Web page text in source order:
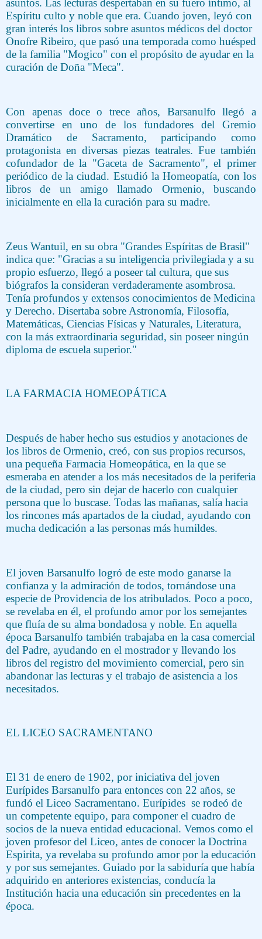
asuntos. Las lecturas despertaban en su fuero íntimo, al
Espíritu culto y noble que era. Cuando joven, leyó con
gran interés los libros sobre asuntos médicos del doctor
Onofre Ribeiro, que pasó una temporada como huésped
de la familia "Mogico" con el propósito de ayudar en la
curación de Doña "Meca".
Con apenas doce o trece años, Barsanulfo llegó a
convertirse en uno de los fundadores del Gremio
Dramático de Sacramento, participando como
protagonista en diversas piezas teatrales. Fue también
cofundador de la "Gaceta de Sacramento", el primer
periódico de la ciudad. Estudió la Homeopatía, con los
libros de un amigo llamado Ormenio, buscando
inicialmente en ella la curación para su madre.
Zeus Wantuil, en su obra "Grandes Espíritas de Brasil"
indica que: "Gracias a su inteligencia privilegiada y a su
propio esfuerzo, llegó a poseer tal cultura, que sus
biógrafos la consideran verdaderamente asombrosa.
Tenía profundos y extensos conocimientos de Medicina
y Derecho. Disertaba sobre Astronomía, Filosofía,
Matemáticas, Ciencias Físicas y Naturales, Literatura,
con la más extraordinaria seguridad, sin poseer ningún
diploma de escuela superior."
LA FARMACIA HOMEOPÁTICA
Después de haber hecho sus estudios y anotaciones de
los libros de Ormenio, creó, con sus propios recursos,
una pequeña Farmacia Homeopática, en la que se
esmeraba en atender a los más necesitados de la periferia
de la ciudad, pero sin dejar de hacerlo con cualquier
persona que lo buscase. Todas las mañanas, salía hacia
los rincones más apartados de la ciudad, ayudando con
mucha dedicación a las personas más humildes.
El joven Barsanulfo logró de este modo ganarse la
confianza y la admiración de todos, tornándose una
especie de Providencia de los atribulados. Poco a poco,
se revelaba en él, el profundo amor por los semejantes
que fluía de su alma bondadosa y noble. En aquella
época Barsanulfo también trabajaba en la casa comercial
del Padre, ayudando en el mostrador y llevando los
libros del registro del movimiento comercial, pero sin
abandonar las lecturas y el trabajo de asistencia a los
necesitados.
EL LICEO SACRAMENTANO
El 31 de enero de 1902, por iniciativa del joven
Eurípides Barsanulfo para entonces con 22 años, se
fundó el Liceo Sacramentano. Eurípides se rodeó de
un competente equipo, para componer el cuadro de
socios de la nueva entidad educacional. Vemos como el
joven profesor del Liceo, antes de conocer la Doctrina
Espirita, ya revelaba su profundo amor por la educación
y por sus semejantes. Guiado por la sabiduría que había
adquirido en anteriores existencias, conducía la
Institución hacia una educación sin precedentes en la
época.